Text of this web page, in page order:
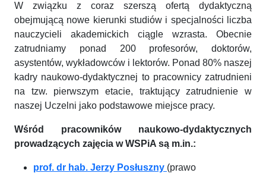
W związku z coraz szerszą ofertą dydaktyczną
obejmującą nowe kierunki studiów i specjalności liczba
nauczycieli akademickich ciągle wzrasta. Obecnie
zatrudniamy ponad 200 profesorów, doktorów,
asystentów, wykładowców i lektorów. Ponad 80% naszej
kadry naukowo-dydaktycznej to pracownicy zatrudnieni
na tzw. pierwszym etacie, traktujący zatrudnienie w
naszej Uczelni jako podstawowe miejsce pracy.
Wśród pracowników naukowo-dydaktycznych
prowadzących zajęcia w WSPiA są m.in.:
prof. dr hab. Jerzy Posłuszny (prawo